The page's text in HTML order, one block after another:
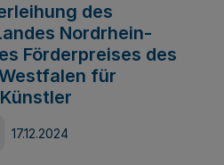
des
Nordrhein-
Förderpreises des
für
17.12.2024